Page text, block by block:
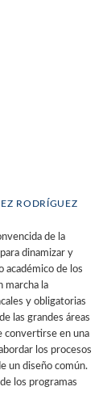
RODRÍGUEZ
de la
dinamizar y
académico de los
marcha la
y obligatorias
las grandes áreas
convertirse en una
los procesos
un diseño común.
los programas